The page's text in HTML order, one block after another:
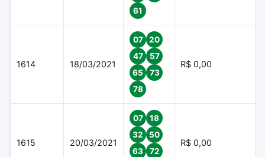
61
1614 18/03/2021
07
20
47
57
65
73
78
R$ 0,00
1615 20/03/2021
07
18
32
50
63
72
R$ 0,00